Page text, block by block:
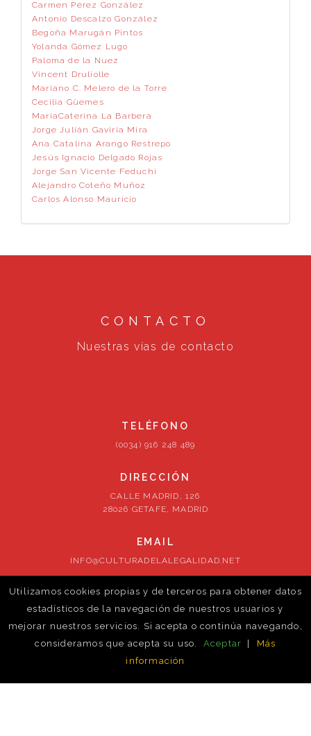
Carmen Pérez González
Antonio Descalzo González
Begoña Marugán Pintos
Yolanda Gómez Lugo
Paloma de la Nuez
Vincent Druliolle
Mariano C. Melero de la Torre
Cecilia Güemes
MariaCaterina La Barbera
Jorge Julián Gaviria Mira
Ana Catalina Arango Restrepo
Jesús Ignacio Delgado Rojas
Jorge San Vicente Feduchi
Alejandro Coteño Muñoz
Carlos Alonso Mauricio
CONTACTO
Nuestras vías de contacto
TELÉFONO
(0034) 916 248 489
DIRECCIÓN
CALLE MADRID, 126
28026 GETAFE, MADRID
EMAIL
INFO@CULTURADELALEGALIDAD.NET
SÍGUENOS
Utilizamos cookies propias y de terceros para obtener datos
estadísticos de la navegación de nuestros usuarios y
mejorar nuestros servicios. Si acepta o continúa navegando,
consideramos que acepta su uso.
Aceptar
Más
información